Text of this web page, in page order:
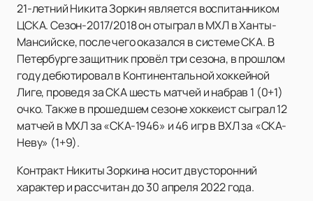
21-летний Никита Зоркин является воспитанником
ЦСКА. Сезон-2017/2018 он отыграл в МХЛ в Ханты-
Мансийске, после чего оказался в системе СКА. В
Петербурге защитник провёл три сезона, в прошлом
году дебютировал в Континентальной хоккейной
Лиге, проведя за СКА шесть матчей и набрав 1 (0+1)
очко. Также в прошедшем сезоне хоккеист сыграл 12
матчей в МХЛ за «СКА-1946» и 46 игр в ВХЛ за «СКА-
Неву» (1+9).
Контракт Никиты Зоркина носит двусторонний
характер и рассчитан до 30 апреля 2022 года.